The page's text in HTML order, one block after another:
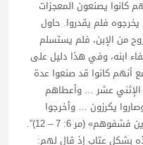
كانوا يصنعون المعجزات
فلم يقدروا. حاول
من الإبن، فلم يستسلم
ابنه، وفي هذا دليل على
أنهم كانوا قد صنعوا عدة
الإثني عشر … وأعطاهم
يكرزون … وأخرجوا
(مر 6: 7 – 12)”.
بشكل عتاب إذ قال لهم: